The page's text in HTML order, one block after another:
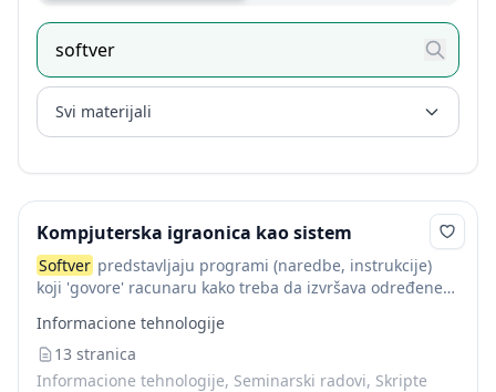
Svi materijali
Kompjuterska igraonica kao sistem
Softver predstavljaju programi (naredbe, instrukcije)
koji 'govore' racunaru kako treba da izvršava određene
koji je razumljiv računaru. Kompjuterski
zajedno sa kompjuterskim...
Informacione tehnologije
13 stranica
Informacione tehnologije, Seminarski radovi, Skripte